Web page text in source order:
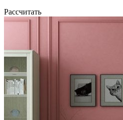
Рассчитать